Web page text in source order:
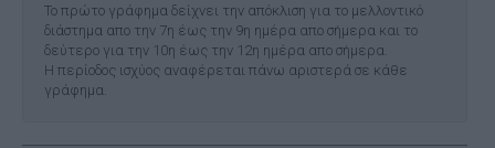
Το πρώτο γράφημα δείχνει την απόκλιση για το μελλοντικό
διάστημα απο την 7η έως την 9η ημέρα απο σήμερα και το
δεύτερο για την 10η έως την 12η ημέρα απο σήμερα.
Η περίοδος ισχύος αναφέρεται πάνω αριστερά σε κάθε
γράφημα.